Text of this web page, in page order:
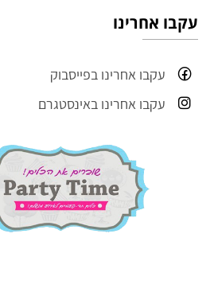
עקבו אחרינו
עקבו אחרינו בפייסבוק
עקבו אחרינו באינסטגרם